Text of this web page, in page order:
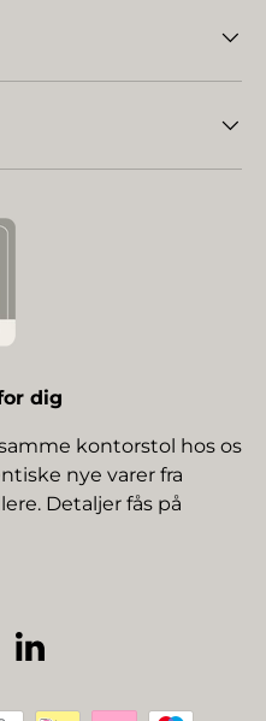
dig
kontorstol hos os
nye varer fra
Detaljer fås på
LinkedIn